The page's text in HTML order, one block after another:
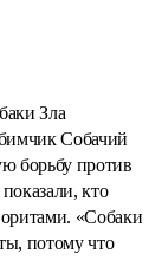
Зла
Собачий
борьбу против
кто
«Собаки
потому что